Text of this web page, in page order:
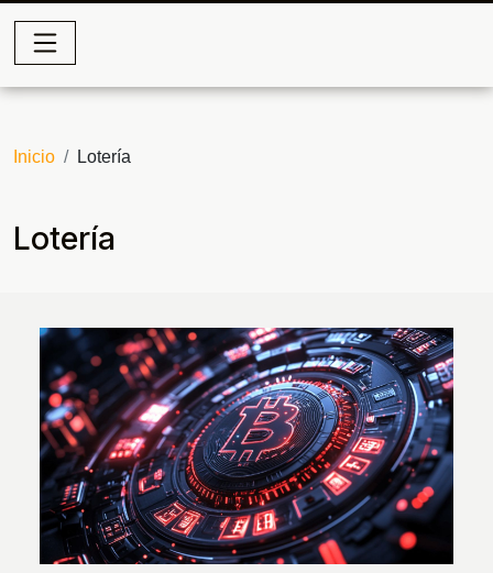
Inicio Lotería
Lotería